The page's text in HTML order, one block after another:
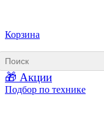
Корзина
🎁 Акции
Подбор по технике